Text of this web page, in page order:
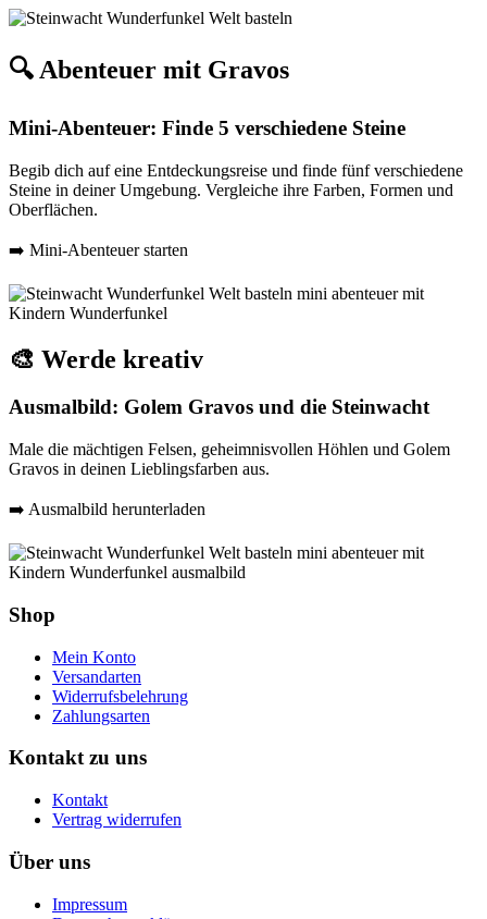
🔍 Abenteuer mit Gravos
Mini-Abenteuer: Finde 5 verschiedene Steine
Begib dich auf eine Entdeckungsreise und finde fünf verschiedene
Steine in deiner Umgebung. Vergleiche ihre Farben, Formen und
Oberflächen.
➡️ Mini-Abenteuer starten
🎨 Werde kreativ
Ausmalbild: Golem Gravos und die Steinwacht
Male die mächtigen Felsen, geheimnisvollen Höhlen und Golem
Gravos in deinen Lieblingsfarben aus.
➡️ Ausmalbild herunterladen
Shop
Mein Konto
Versandarten
Widerrufsbelehrung
Zahlungsarten
Kontakt zu uns
Kontakt
Vertrag widerrufen
Über uns
Impressum